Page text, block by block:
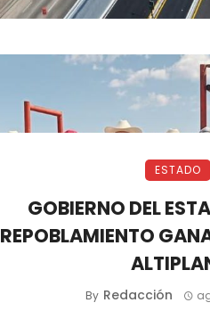
ESTADO
GOBIERNO DEL
REPOBLAMIENTO
By Redacción